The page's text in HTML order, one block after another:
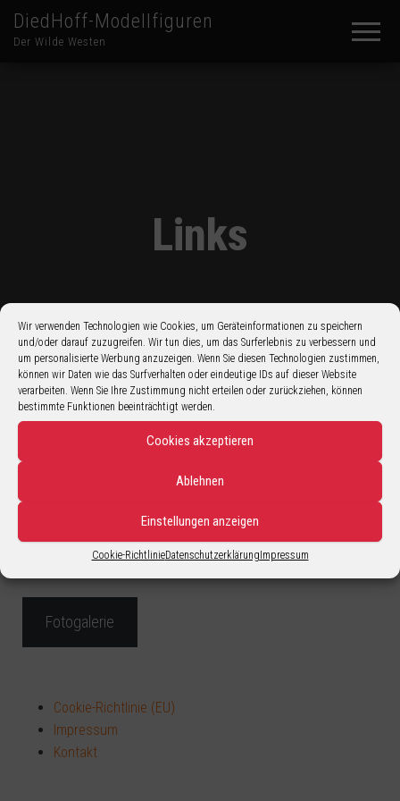
Wir verwenden Technologien wie Cookies, um Geräteinformationen zu speichern
und/oder darauf zuzugreifen. Wir tun dies, um das Surferlebnis zu verbessern und
um personalisierte Werbung anzuzeigen. Wenn Sie diesen Technologien zustimmen,
können wir Daten wie das Surfverhalten oder eindeutige IDs auf dieser Website
verarbeiten. Wenn Sie Ihre Zustimmung nicht erteilen oder zurückziehen, können
bestimmte Funktionen beeinträchtigt werden.
Cookies akzeptieren
Ablehnen
Einstellungen anzeigen
Cookie-RichtlinieDatenschutzerklärungImpressum
DiedHoff-Modellfiguren
Der Wilde Westen
Links
Fotogalerie
Cookie-Richtlinie (EU)
Impressum
Kontakt